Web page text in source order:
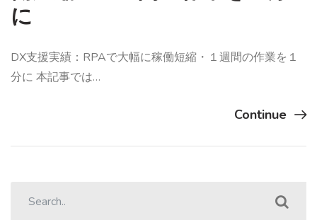
に
DX支援実績：RPAで大幅に稼働短縮・１週間の作業を１
分に 本記事では…
Continue